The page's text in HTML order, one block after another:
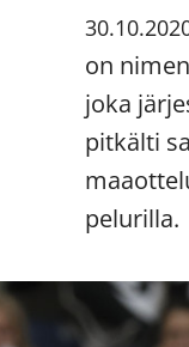
on
joka
pitkälti
pelurilla.